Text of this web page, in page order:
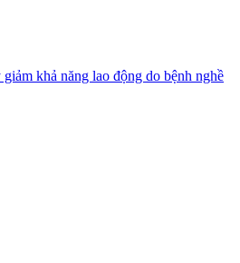
khả năng lao động do bệnh nghề